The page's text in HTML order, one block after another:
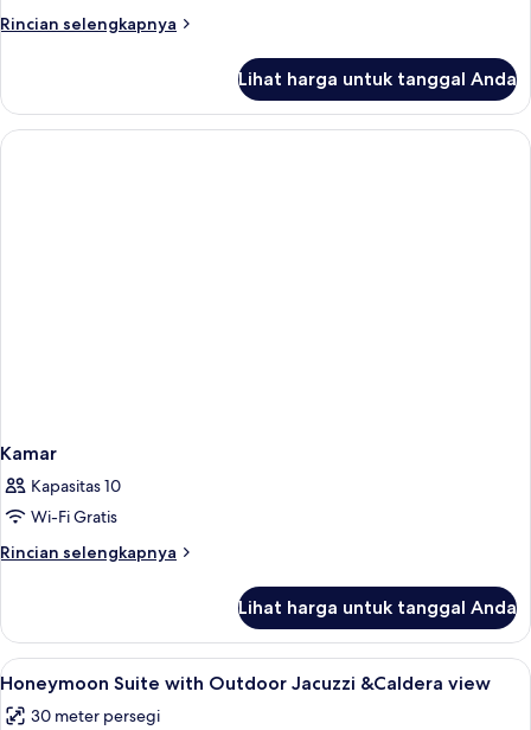
pemandangan
Rincian selengkapnya
Rincian
Suite
Bulan
Madu,
Lihat harga untuk tanggal Anda
Kamar
Kapasitas 10
Wi-Fi Gratis
Rincian selengkapnya
Rincian
Kamar
Lihat harga untuk tanggal Anda
Lihat
semua
Seprai premium, brankas, kedap
8
Honeymoon Suite with Outdoor Jacuzzi &Caldera view
30 meter persegi